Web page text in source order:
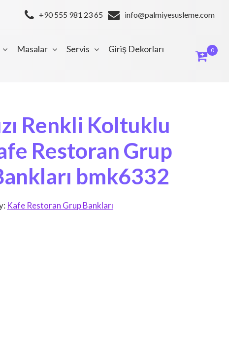
+90 555 981 23 65 info@palmiyesusleme.com
Masalar Servis
Giriş Dekorları
0
Renkli Koltuklu
Restoran Grup
bmk6332
Kafe Restoran Grup Bankları